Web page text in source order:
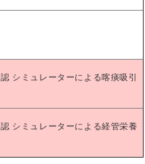
シミュレーターによる喀痰吸引
シミュレーターによる経管栄養